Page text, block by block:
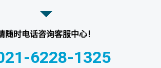
随时电话咨询客服中心！
6228-1325